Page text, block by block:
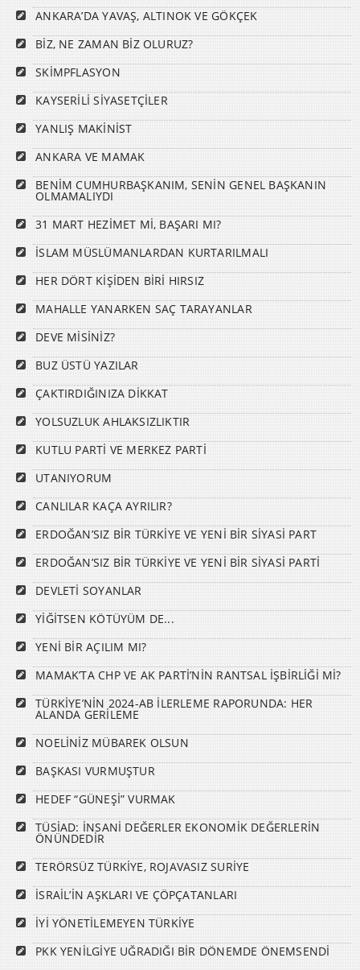
ANKARA’DA YAVAŞ, ALTINOK VE GÖKÇEK
BİZ, NE ZAMAN BİZ OLURUZ?
SKİMPFLASYON
KAYSERİLİ SİYASETÇİLER
YANLIŞ MAKİNİST
ANKARA VE MAMAK
BENİM CUMHURBAŞKANIM, SENİN GENEL BAŞKANIN
OLMAMALIYDI
31 MART HEZİMET Mİ, BAŞARI MI?
İSLAM MÜSLÜMANLARDAN KURTARILMALI
HER DÖRT KİŞİDEN BİRİ HIRSIZ
MAHALLE YANARKEN SAÇ TARAYANLAR
DEVE MİSİNİZ?
BUZ ÜSTÜ YAZILAR
ÇAKTIRDIĞINIZA DİKKAT
YOLSUZLUK AHLAKSIZLIKTIR
KUTLU PARTİ VE MERKEZ PARTİ
UTANIYORUM
CANLILAR KAÇA AYRILIR?
ERDOĞAN’SIZ BİR TÜRKİYE VE YENİ BİR SİYASİ PART
ERDOĞAN’SIZ BİR TÜRKİYE VE YENİ BİR SİYASİ PARTİ
DEVLETİ SOYANLAR
YİĞİTSEN KÖTÜYÜM DE...
YENİ BİR AÇILIM MI?
MAMAK’TA CHP VE AK PARTİ’NİN RANTSAL İŞBİRLİĞİ Mİ?
TÜRKİYE’NİN 2024-AB İLERLEME RAPORUNDA: HER
ALANDA GERİLEME
NOELİNİZ MÜBAREK OLSUN
BAŞKASI VURMUŞTUR
HEDEF “GÜNEŞİ” VURMAK
TÜSİAD: İNSANİ DEĞERLER EKONOMİK DEĞERLERİN
ÖNÜNDEDİR
TERÖRSÜZ TÜRKİYE, ROJAVASIZ SURİYE
İSRAİL’İN AŞKLARI VE ÇÖPÇATANLARI
İYİ YÖNETİLEMEYEN TÜRKİYE
PKK YENİLGİYE UĞRADIĞI BİR DÖNEMDE ÖNEMSENDİ